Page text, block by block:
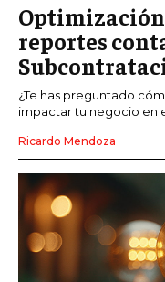
Optimización
reportes
¿Te has preguntado
impactar tu negocio en
Ricardo Mendoza